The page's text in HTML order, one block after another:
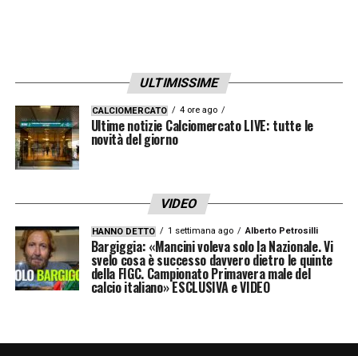
ULTIMISSIME
CALCIOMERCATO 4 ore ago
Ultime notizie Calciomercato LIVE: tutte le
novità del giorno
VIDEO
HANNO DETTO 1 settimana ago Alberto Petrosilli
Bargiggia: «Mancini voleva solo la Nazionale. Vi
svelo cosa è successo davvero dietro le quinte
della FIGC. Campionato Primavera male del
calcio italiano» ESCLUSIVA e VIDEO